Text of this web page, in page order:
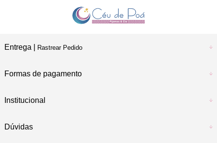
Entrega | Rastrear Pedido
Formas de pagamento
Institucional
Dúvidas